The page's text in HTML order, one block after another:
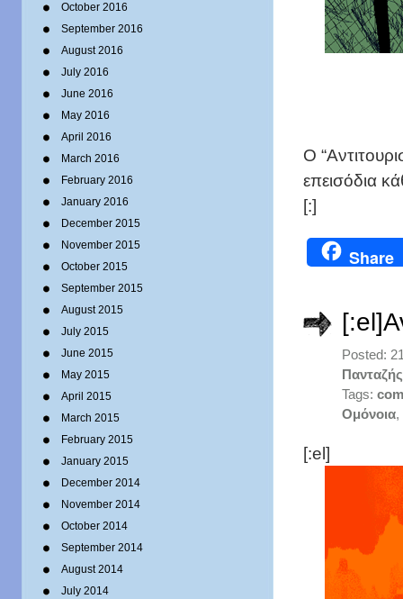
October 2016
September 2016
August 2016
July 2016
June 2016
May 2016
April 2016
March 2016
February 2016
January 2016
December 2015
November 2015
October 2015
September 2015
August 2015
July 2015
June 2015
May 2015
April 2015
March 2015
February 2015
January 2015
December 2014
November 2014
October 2014
September 2014
August 2014
July 2014
O
επεισόδια
[:]
Share
Posted:
Tags:
Ομόνοια,
[:el]